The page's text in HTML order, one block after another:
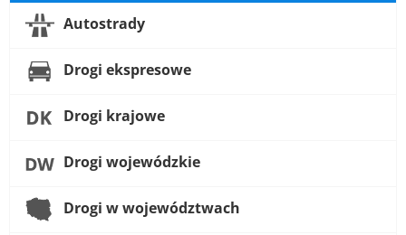
Autostrady
Drogi ekspresowe
Drogi krajowe
Drogi wojewódzkie
Drogi w województwach